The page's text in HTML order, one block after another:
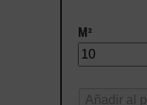
M²
Añadir al